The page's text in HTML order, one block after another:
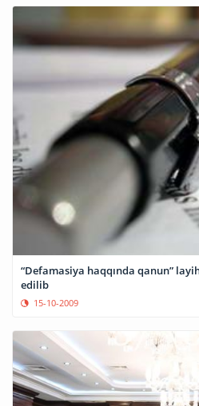
“Defamasiya haqqında qanun”
edilib
15-10-2009